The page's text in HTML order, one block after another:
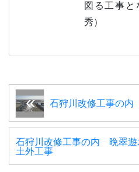
図る工事
秀）
石狩川改修工事の
石狩川改修工事の内 晩翠遊
土外工事